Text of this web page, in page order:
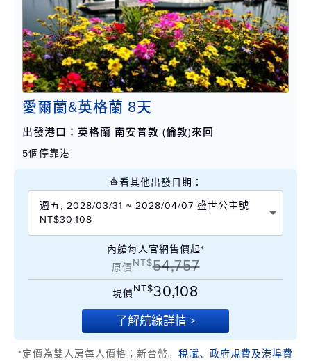
愛爾蘭&英格蘭 8天
出發港口：英格蘭 南安普敦 (倫敦)來回
5個停靠港
查看其他出發日期：
週五, 2028/03/31 ~ 2028/04/07 盛世公主號
NT$30,108
內艙每人官網售價起*
原價NT$54,757
現價NT$30,108
了解航線詳情 >
*定價為雙人房每人價格；新台幣。 稅賦、政府規費及港埠費